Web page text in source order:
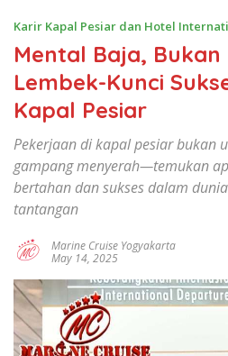
cruise
yogyakarta,marine
Yogya,sekolah
kapal
pesiar,Kerja
kapal
pesiar
,sekolah
kapal
Yogyakarta,pelatihan
singkat
kapal
pesiar,sekolah
jaminan
kerja
Karir Kapal Pesiar dan Hotel
Mental Baja, Bukan
Lembek-Kunci
Kapal Pesiar
Pekerjaan di kapal pesiar bukan
gampang menyerah—temukan
bertahan dan sukses dalam
tantangan
Marine Cruise Yogyakarta
May 14, 2025